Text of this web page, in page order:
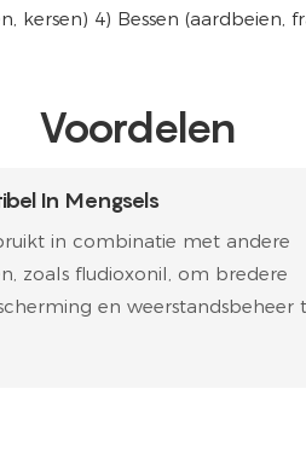
kersen) 4) Bessen (aardbeien,
Voordelen
In Mengsels
in combinatie met andere
zoals fludioxonil, om bredere
en weerstandsbeheer